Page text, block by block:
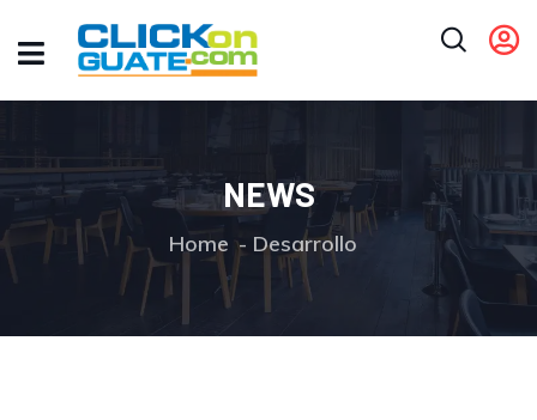
NEWS
Home Desarrollo